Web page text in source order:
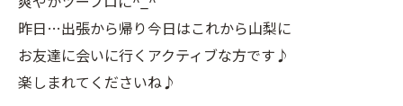
昨日…出張から帰り今日はこれから山梨に
お友達に会いに行くアクティブな方です♪
楽しまれてくださいね♪